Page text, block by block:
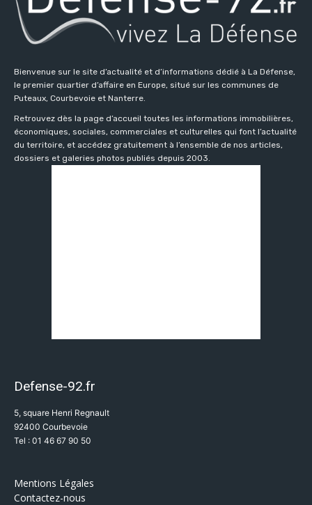
Bienvenue sur le site d’actualité et d’informations dédié à La Défense,
le premier quartier d’affaire en Europe, situé sur les communes de
Puteaux, Courbevoie et Nanterre.
Retrouvez dès la page d’accueil toutes les informations immobilières,
économiques, sociales, commerciales et culturelles qui font l’actualité
du territoire, et accédez gratuitement à l’ensemble de nos articles,
dossiers et galeries photos publiés depuis 2003.
Defense-92.fr
5, square Henri Regnault
92400 Courbevoie
Tel : 01 46 67 90 50
Mentions Légales
Contactez-nous